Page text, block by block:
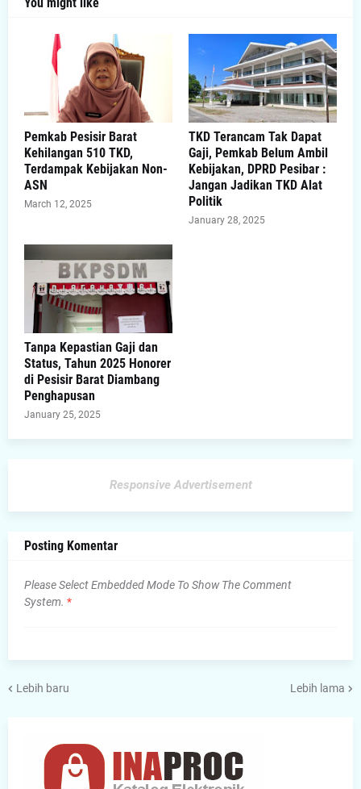
Pemkab Pesisir Barat
Kehilangan 510 TKD,
Terdampak Kebijakan Non-
ASN
March 12, 2025
TKD Terancam Tak Dapat
Gaji, Pemkab Belum Ambil
Kebijakan, DPRD Pesibar :
Jangan Jadikan TKD Alat
Politik
January 28, 2025
Tanpa Kepastian Gaji dan
Status, Tahun 2025 Honorer
di Pesisir Barat Diambang
Penghapusan
January 25, 2025
Responsive Advertisement
Posting Komentar
Please Select Embedded Mode To Show The Comment
System. *
Lebih baru Lebih lama